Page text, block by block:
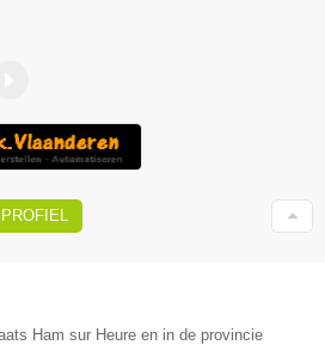
Ham sur Heure en in de provincie